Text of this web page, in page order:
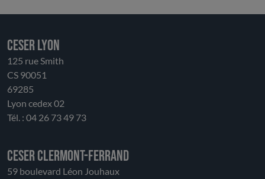
CESER LYON
125 rue Smith
CS 90051
69285
Lyon cedex 02
Tél. : 04 26 73 49 73
CESER Clermont-Ferrand
59 boulevard Léon Jouhaux